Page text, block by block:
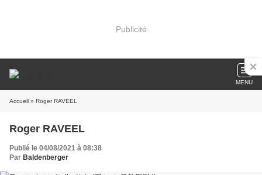
Publicité
MENU
Accueil » Roger RAVEEL
Roger RAVEEL
Publié le 04/08/2021 à 08:38
Par Baldenberger